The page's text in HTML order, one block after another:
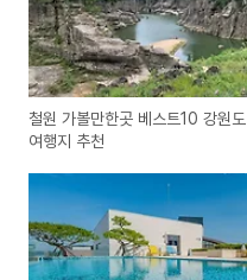
철원 가볼만한곳 베스트10 강원도
여행지 추천